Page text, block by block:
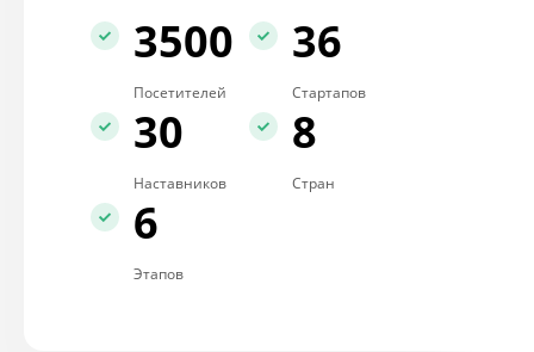
3500
Посетителей
36
Стартапов
30
Наставников
8
Стран
6
Этапов